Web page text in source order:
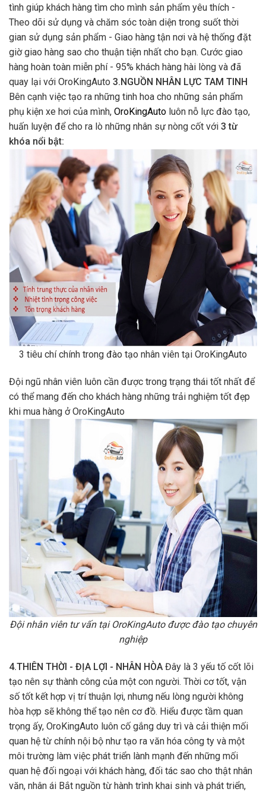
tình giúp khách hàng tìm cho mình sản phẩm yêu thích -
Theo dõi sử dụng và chăm sóc toàn diện trong suốt thời
gian sử dụng sản phẩm - Giao hàng tận nơi và hệ thống đặt
giờ giao hàng sao cho thuận tiện nhất cho bạn. Cước giao
hàng hoàn toàn miễn phí - 95% khách hàng hài lòng và đã
quay lại với OroKingAuto 3.NGUỒN NHÂN LỰC TAM TINH
Bên cạnh việc tạo ra những tinh hoa cho những sản phẩm
phụ kiện xe hơi của mình, OroKingAuto luôn nỗ lực đào tạo,
huấn luyện để cho ra lò những nhân sự nòng cốt với 3 từ
khóa nổi bật:
3 tiêu chí chính trong đào tạo nhân viên tại OroKingAuto
Đội ngũ nhân viên luôn cần được trong trạng thái tốt nhất để
có thể mang đến cho khách hàng những trải nghiệm tốt đẹp
khi mua hàng ở OroKingAuto
Đội nhân viên tư vấn tại OroKingAuto được đào tạo chuyên
nghiệp
4.THIÊN THỜI - ĐỊA LỢI - NHÂN HÒA Đây là 3 yếu tố cốt lõi
tạo nên sự thành công của một con người. Thời cơ tốt, vận
số tốt kết hợp vị trí thuận lợi, nhưng nếu lòng người không
hòa hợp sẽ không thể tạo nên cơ đồ. Hiểu được tầm quan
trọng ấy, OroKingAuto luôn cố gắng duy trì và cải thiện mối
quan hệ từ chính nội bộ như tạo ra văn hóa công ty và một
môi trường làm việc phát triển lành mạnh đến những mối
quan hệ đối ngoại với khách hàng, đối tác sao cho thật nhân
văn, nhân ái Bắt nguồn từ hành trình khai sinh và phát triển,